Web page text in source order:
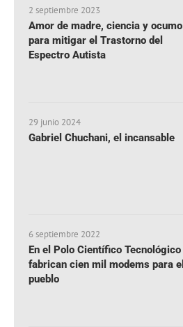
2 septiembre 2023
Amor de madre, ciencia y ocumo
para mitigar el Trastorno del
Espectro Autista
29 junio 2024
Gabriel Chuchani, el incansable
6 septiembre 2022
En el Polo Científico Tecnológico
fabrican cien mil modems para el
pueblo